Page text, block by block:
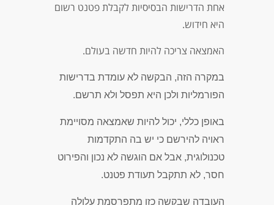
אחת הדרישות הבסיסיות לקבלת פטנט רשום
היא חידוש.
האמצאה צריכה להיות חדשה בעולם.
במקרה הזה, הבקשה לא עומדת בדרישות
הפורמליות ולכן היא תפסל ולא תרשם.
באופן כללי, יכול להיות שאמצאה מסויימת
ראויה להירשם כי יש בה התקדמות
טכנולוגית, אבל אם הוגשה לא נכון והפירוט
חסר, לא תתקבל תעודת פטנט.
העובדה שבקשה כזו מתפרסמת עלולה